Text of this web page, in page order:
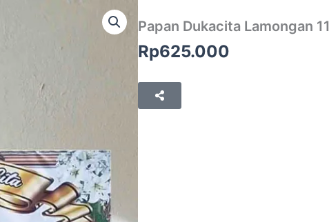
Papan Dukacita Lamongan 11
Rp625.000